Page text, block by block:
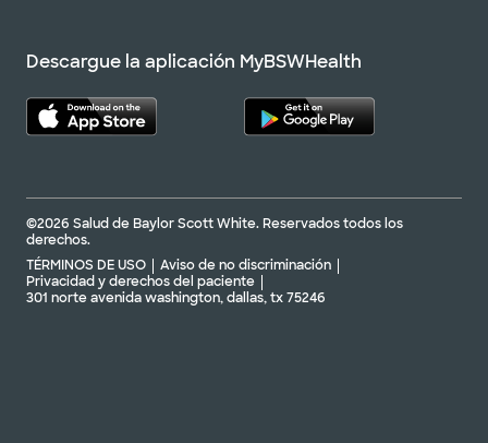
Descargue la aplicación MyBSWHealth
©2026 Salud de Baylor Scott White. Reservados todos los
derechos.
TÉRMINOS DE USO
Aviso de no discriminación
Privacidad y derechos del paciente
301 norte avenida washington, dallas, tx 75246